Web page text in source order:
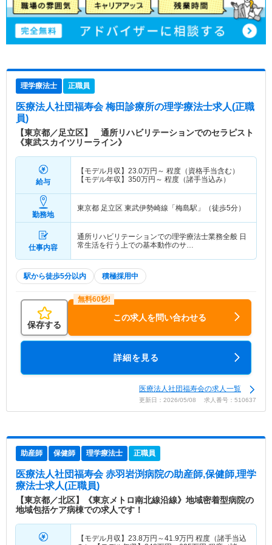
理学療法士 正職員
医療法人社団福寿会 梅田診療所の理学療法士求人(正職
員)
【東京都／足立区】 通所リハビリテーションでのセラピスト
《東武スカイツリーライン》
給与
【モデル月収】 23.0万円～ 程度（資格手当含む）
【モデル年収】 350万円～ 程度（諸手当込み）
勤務地
東京都 足立区 東武伊勢崎線「梅島駅」（徒歩5分）
仕事内容
通所リハビリテーションでの理学療法士業務全般 日
常生活を行う上での基本動作のサ…
駅から徒歩5分以内 積極採用中
保存する
この求人を問い合わせる
詳細を見る
医療法人社団福寿会の求人一覧
更新日：2026/05/08 求人番号：510637
助産師 保健師 理学療法士 正職員
医療法人社団福寿会 赤羽岩渕病院の助産師,保健師,理学
療法士求人(正職員)
【東京都／北区】《東京メトロ南北線沿線》地域密着型病院の
地域包括ケア病棟での求人です！
【モデル月収】 23.8万円～41.9万円 程度（諸手当込